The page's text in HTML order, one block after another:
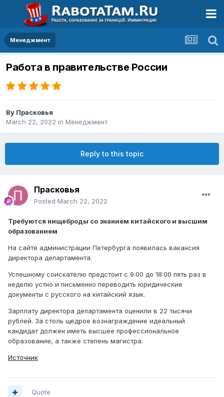
Менеджмент
Работа в правительстве России
By Прасковья
March 22, 2022 in Менеджмент
Reply to this topic
Прасковья
Posted March 22, 2022
Требуются нищеброды со знанием китайского и высшим
образованием
На сайте администрации Петербурга появилась вакансия
директора департамента.
Успешному соискателю предстоит с 9:00 до 18:00 пять раз в
неделю устно и письменно переводить юридические
документы с русского на китайский язык.
Зарплату директора департамента оценили в 22 тысячи
рублей. За столь щедрое вознаграждение идеальный
кандидат должен иметь высшее профессиональное
образование, а также степень магистра.
Источник
Quote